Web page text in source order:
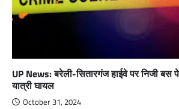
UP News: बरेली-सितारगंज हाईवे पर निजी बस
यात्री घायल
October 31, 2024